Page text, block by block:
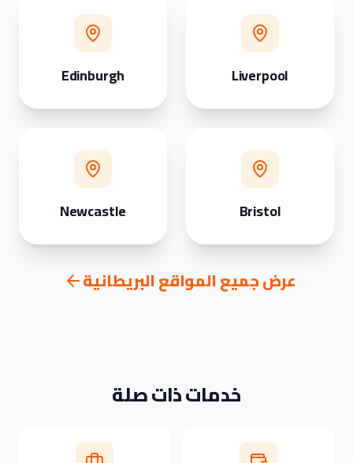
Liverpool
Edinburgh
Bristol
Newcastle
عرض جميع المواقع البريطانية
خدمات ذات صلة